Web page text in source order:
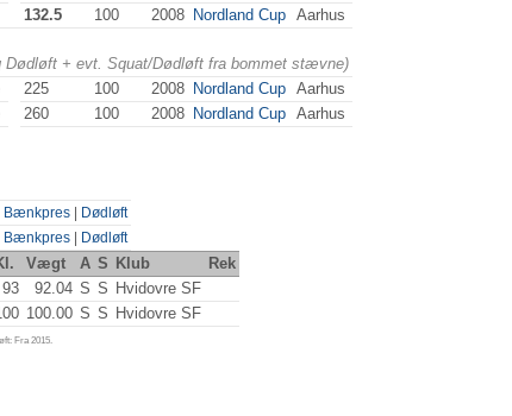
132.5 100 2008 Nordland Cup Aarhus
Dødløft + evt. Squat/Dødløft fra bommet stævne)
225 100 2008 Nordland Cup Aarhus
260 100 2008 Nordland Cup Aarhus
Bænkpres
Dødløft
Bænkpres Dødløft
Vægt A S Klub
Rek
93 92.04 S S Hvidovre SF
100.00 S S Hvidovre SF
Fra 2015.